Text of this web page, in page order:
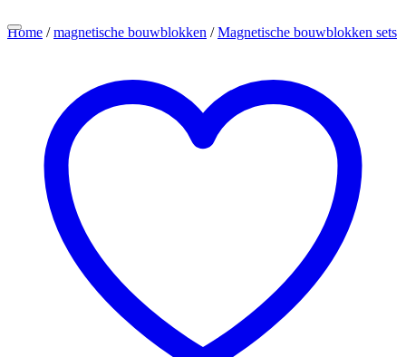
Home / magnetische bouwblokken / Magnetische bouwblokken sets